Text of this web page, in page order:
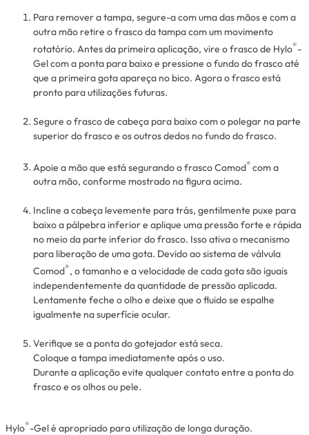
Para remover a tampa, segure-a com uma das mãos e com a
outra mão retire o frasco da tampa com um movimento
rotatório. Antes da primeira aplicação, vire o frasco de Hylo®-
Gel com a ponta para baixo e pressione o fundo do frasco até
que a primeira gota apareça no bico. Agora o frasco está
pronto para utilizações futuras.
Segure o frasco de cabeça para baixo com o polegar na parte
superior do frasco e os outros dedos no fundo do frasco.
Apoie a mão que está segurando o frasco Comod® com a
outra mão, conforme mostrado na figura acima.
Incline a cabeça levemente para trás, gentilmente puxe para
baixo a pálpebra inferior e aplique uma pressão forte e rápida
no meio da parte inferior do frasco. Isso ativa o mecanismo
para liberação de uma gota. Devido ao sistema de válvula
Comod®, o tamanho e a velocidade de cada gota são iguais
independentemente da quantidade de pressão aplicada.
Lentamente feche o olho e deixe que o fluido se espalhe
igualmente na superfície ocular.
Verifique se a ponta do gotejador está seca.
Coloque a tampa imediatamente após o uso.
Durante a aplicação evite qualquer contato entre a ponta do
frasco e os olhos ou pele.
Hylo®-Gel é apropriado para utilização de longa duração.